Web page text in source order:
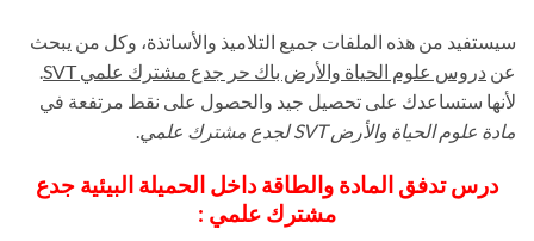
سيستفيد من هذه الملفات جميع التلاميذ والأساتذة، وكل من يبحث
عن دروس علوم الحياة والأرض باك حر جدع مشترك علمي SVT
.
لأنها ستساعدك على تحصيل جيد والحصول على نقط مرتفعة في
مادة علوم الحياة والأرض SVT لجدع مشترك علمي
.
درس تدفق المادة والطاقة داخل الحميلة البيئية جدع
مشترك علمي :